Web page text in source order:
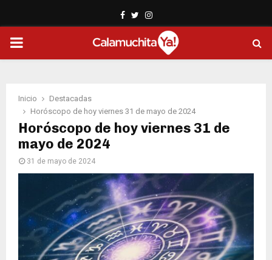
Facebook
TwitterInstagram
PRIMARY
Inicio
Destacadas
Horóscopo de hoy viernes 31 de mayo de 2024
Horóscopo de hoy viernes 31 de
mayo de 2024
31 de mayo de 2024